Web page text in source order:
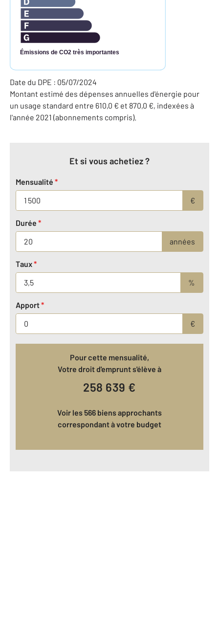
Émissions de CO2 très importantes
Date du DPE : 05/07/2024
Montant estimé des dépenses annuelles d'énergie pour
un usage standard entre 610,0 € et 870,0 €, indexées à
l'année 2021 (abonnements compris).
Et si vous achetiez ?
Mensualité *
€
Durée *
années
Taux*
%
Apport*
€
Pour cette mensualité,
Votre droit d'emprunt s'élève à
258 639 €
Voir les 566 biens approchants
correspondant à votre budget